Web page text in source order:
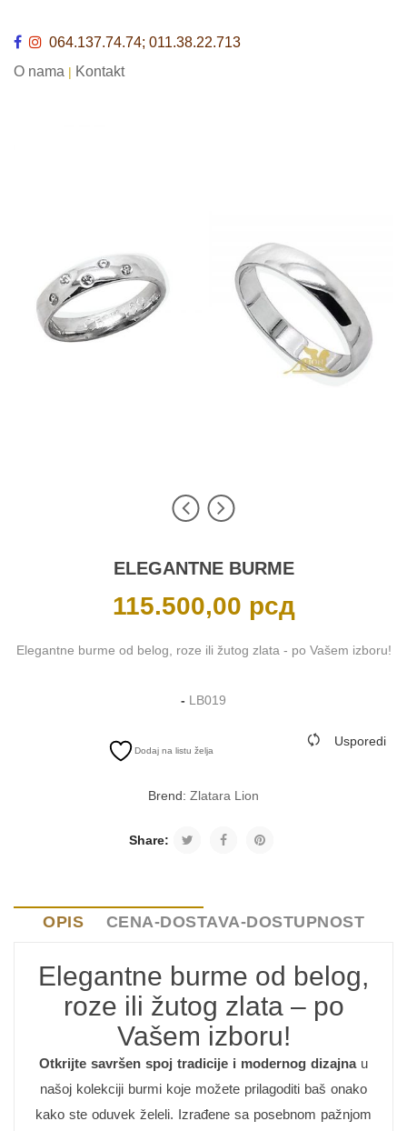
064.137.74.74; 011.38.22.713
O nama | Kontakt
ELEGANTNE BURME
115.500,00 рсд
Elegantne burme od belog, roze ili žutog zlata - po Vašem izboru!
- LB019
Dodaj na listu želja
Usporedi
Brend: Zlatara Lion
Share:
OPIS CENA-DOSTAVA-DOSTUPNOST
Elegantne burme od belog,
roze ili žutog zlata – po
Vašem izboru!
Otkrijte savršen spoj tradicije i modernog dizajnau
našoj kolekciji burmi koje možete prilagoditi baš onako
kako ste oduvek želeli. Izrađene sa posebnom pažnjom